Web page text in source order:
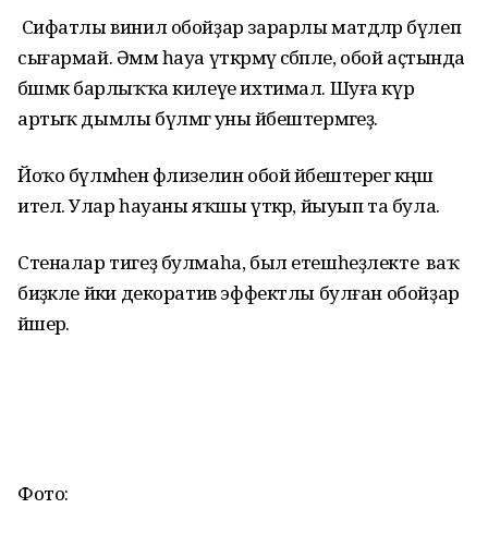
Сифатлы винил обойҙар зарарлы матдәләр бүлеп
сығармай. Әммә һауа үткәрмәү сәбәпле, обой аҫтында
бәшмәк барлыҡҡа килеүе ихтимал. Шуға күрә
артыҡ дымлы бүлмәгә уны йәбештермәгеҙ.
Йоҡо бүлмәһенә флизелин обой йәбештерегә кәңәш
ителә. Улар һауаны яҡшы үткәрә, йыуып та була.
Стеналар тигеҙ булмаһа, был етешһеҙлекте ваҡ
биҙәкле йәки декоратив эффектлы булған обойҙар
йәшерә.
Фото: